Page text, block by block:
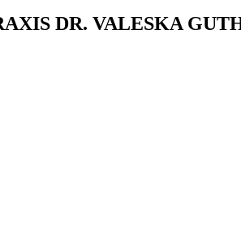
DR. VALESKA